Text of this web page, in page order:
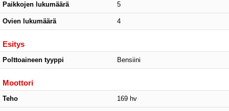
Paikkojen lukumäärä 5
Ovien lukumäärä 4
Esitys
Polttoaineen tyyppi Bensiini
Moottori
Teho 169 hv